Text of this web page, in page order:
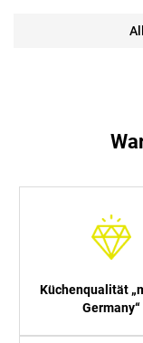
Küchenqualität
Germany“